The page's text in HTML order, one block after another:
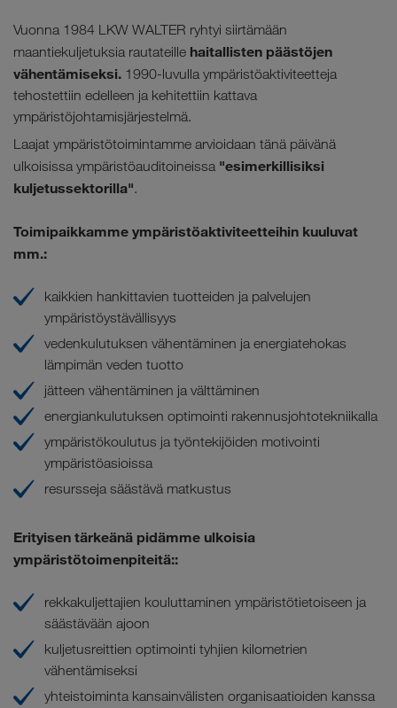
Vuonna 1984 LKW WALTER ryhtyi siirtämään
maantiekuljetuksia rautateille haitallisten päästöjen
vähentämiseksi. 1990-luvulla ympäristöaktiviteetteja
tehostettiin edelleen ja kehitettiin kattava
ympäristöjohtamisjärjestelmä.
Laajat ympäristötoimintamme arvioidaan tänä päivänä
ulkoisissa ympäristöauditoineissa "esimerkillisiksi
kuljetussektorilla".
Toimipaikkamme ympäristöaktiviteetteihin kuuluvat
mm.:
kaikkien hankittavien tuotteiden ja palvelujen
ympäristöystävällisyys
vedenkulutuksen vähentäminen ja energiatehokas
lämpimän veden tuotto
jätteen vähentäminen ja välttäminen
energiankulutuksen optimointi rakennusjohtotekniikalla
ympäristökoulutus ja työntekijöiden motivointi
ympäristöasioissa
resursseja säästävä matkustus
Erityisen tärkeänä pidämme ulkoisia
ympäristötoimenpiteitä::
rekkakuljettajien kouluttaminen ympäristötietoiseen ja
säästävään ajoon
kuljetusreittien optimointi tyhjien kilometrien
vähentämiseksi
yhteistoiminta kansainvälisten organisaatioiden kanssa